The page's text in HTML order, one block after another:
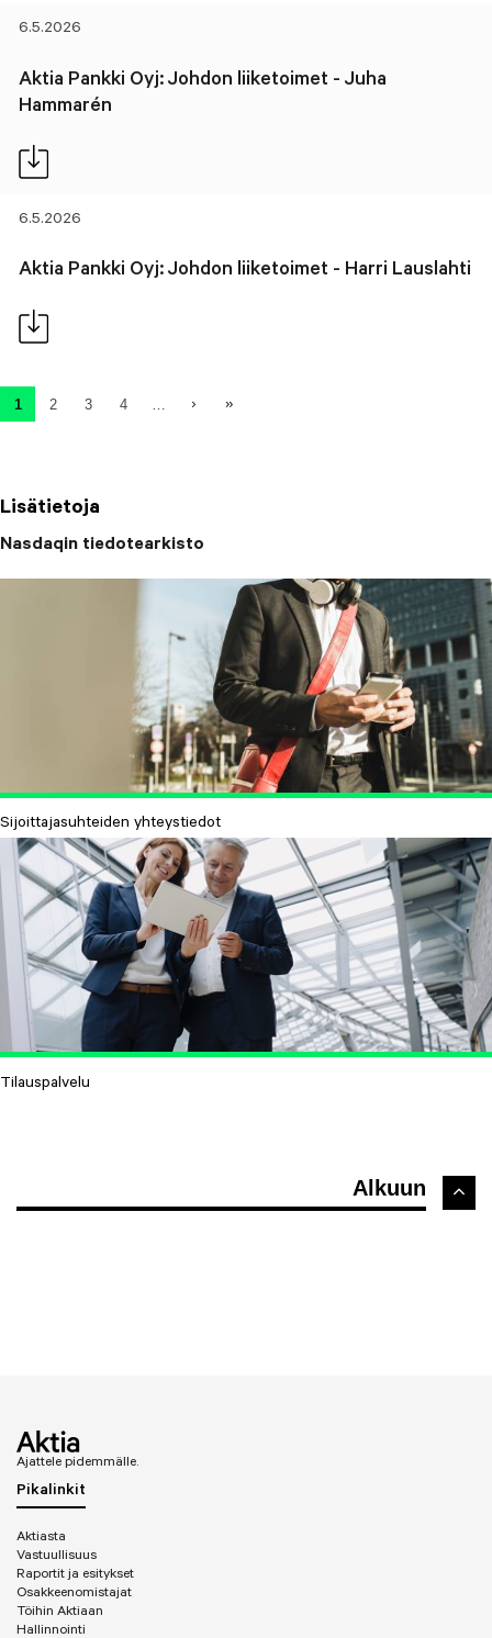
6.5.2026
Aktia Pankki Oyj: Johdon liiketoimet - Juha
Hammarén
6.5.2026
Aktia Pankki Oyj: Johdon liiketoimet - Harri Lauslahti
Sivutus
Tämänhetkinen sivu
1 Sivu
2 Sivu
3 Sivu
4 Seuraava sivu
Viimeinen sivu
Lisätietoja
Nasdaqin tiedotearkisto
Sijoittajasuhteiden yhteystiedot
Tilauspalvelu
Alkuun
Ajattele pidemmälle.
Pikalinkit
Aktiasta
Vastuullisuus
Raportit ja esitykset
Osakkeenomistajat
Töihin Aktiaan
Hallinnointi